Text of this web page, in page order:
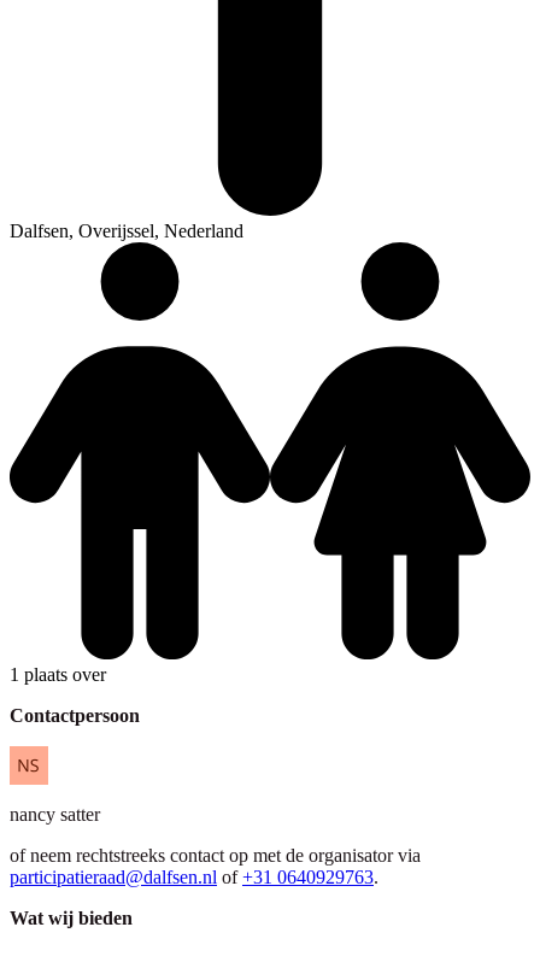
Dalfsen, Overijssel, Nederland
1 plaats over
Contactpersoon
nancy satter
of neem rechtstreeks contact op met de organisator via
participatieraad@dalfsen.nl of +31 0640929763.
Wat wij bieden